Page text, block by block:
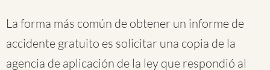
La forma más común de obtener un informe de
accidente gratuito es solicitar una copia de la
agencia de aplicación de la ley que respondió al